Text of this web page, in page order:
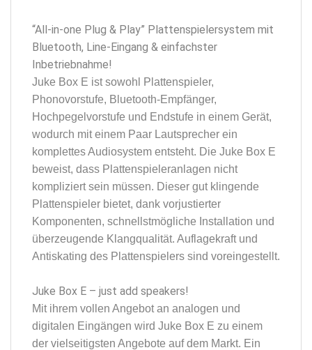
“All-in-one Plug & Play” Plattenspielersystem mit
Bluetooth, Line-Eingang & einfachster
Inbetriebnahme!
Juke Box E ist sowohl Plattenspieler,
Phonovorstufe, Bluetooth-Empfänger,
Hochpegelvorstufe und Endstufe in einem Gerät,
wodurch mit einem Paar Lautsprecher ein
komplettes Audiosystem entsteht. Die Juke Box E
beweist, dass Plattenspieleranlagen nicht
kompliziert sein müssen. Dieser gut klingende
Plattenspieler bietet, dank vorjustierter
Komponenten, schnellstmögliche Installation und
überzeugende Klangqualität. Auflagekraft und
Antiskating des Plattenspielers sind voreingestellt.
Juke Box E – just add speakers!
Mit ihrem vollen Angebot an analogen und
digitalen Eingängen wird Juke Box E zu einem
der vielseitigsten Angebote auf dem Markt. Ein